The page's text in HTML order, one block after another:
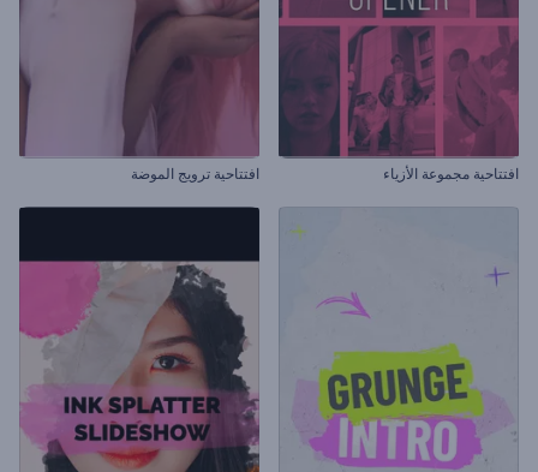
افتتاحية مجموعة الأزياء افتتاحية ترويج الموضة